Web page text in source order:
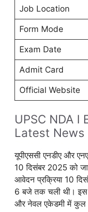
Job Location
Form Mode
Exam Date
Admit Card
Official Website
UPSC NDA I
Latest News
यूपीएससी एनडीए और
10 दिसंबर 2025 को
आवेदन प्रक्रिया 10
6 बजे तक चली थी। इस
और नेवल एकेडमी में कुल